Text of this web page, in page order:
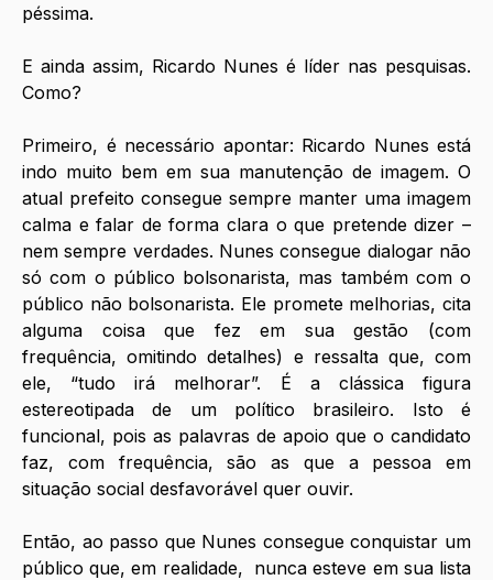
péssima.
E ainda assim, Ricardo Nunes é líder nas pesquisas.
Como?
Primeiro, é necessário apontar: Ricardo Nunes está
indo muito bem em sua manutenção de imagem. O
atual prefeito consegue sempre manter uma imagem
calma e falar de forma clara o que pretende dizer –
nem sempre verdades. Nunes consegue dialogar não
só com o público bolsonarista, mas também com o
público não bolsonarista. Ele promete melhorias, cita
alguma coisa que fez em sua gestão (com
frequência, omitindo detalhes) e ressalta que, com
ele, “tudo irá melhorar”. É a clássica figura
estereotipada de um político brasileiro. Isto é
funcional, pois as palavras de apoio que o candidato
faz, com frequência, são as que a pessoa em
situação social desfavorável quer ouvir.
Então, ao passo que Nunes consegue conquistar um
público que, em realidade,  nunca esteve em sua lista